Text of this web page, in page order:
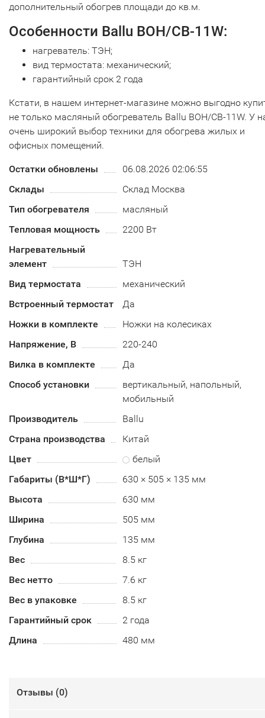
дополнительный обогрев площади до кв.м.
Особенности Ballu BOH/CB-11W:
нагреватель: ТЭН;
вид термостата: механический;
гарантийный срок 2 года
Кстати, в нашем интернет-магазине можно выгодно
не только масляный обогреватель Ballu BOH/CB-11W. У
очень широкий выбор техники для обогрева жилых и
офисных помещений.
Остатки обновлены
06.08.2026 02:06:55
Склады
Склад Москва
Тип обогревателя
масляный
Тепловая мощность
2200 Вт
Нагревательный
элемент
ТЭН
Вид термостата
механический
Встроенный термостат
Да
Ножки в комплекте
Ножки на колесиках
Напряжение, В
220-240
Вилка в комплекте
Да
Способ установки
вертикальный, напольный,
мобильный
Производитель
Ballu
Страна производства
Китай
Цвет
белый
Габариты (В*Ш*Г)
630 × 505 × 135 мм
Высота
630 мм
Ширина
505 мм
Глубина
135 мм
Вес
8.5 кг
Вес нетто
7.6 кг
Вес в упаковке
8.5 кг
Гарантийный срок
2 года
Длина
480 мм
Отзывы (0)